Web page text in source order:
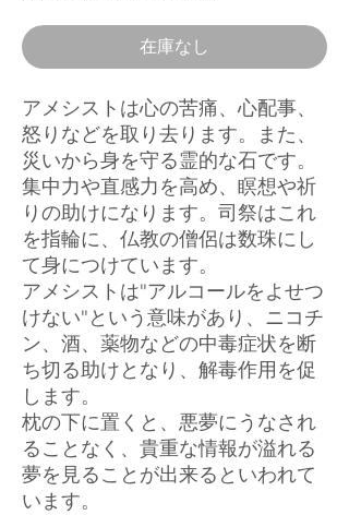
在庫なし
アメシストは心の苦痛、心配事、
怒りなどを取り去ります。また、
災いから身を守る霊的な石です。
集中力や直感力を高め、瞑想や祈
りの助けになります。司祭はこれ
を指輪に、仏教の僧侶は数珠にし
て身につけています。
アメシストは"アルコールをよせつ
けない"という意味があり、ニコチ
ン、酒、薬物などの中毒症状を断
ち切る助けとなり、解毒作用を促
します。
枕の下に置くと、悪夢にうなされ
ることなく、貴重な情報が溢れる
夢を見ることが出来るといわれて
います。